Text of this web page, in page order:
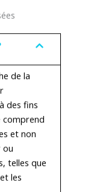
de la
des fins
comprend
et non
ou
telles que
les